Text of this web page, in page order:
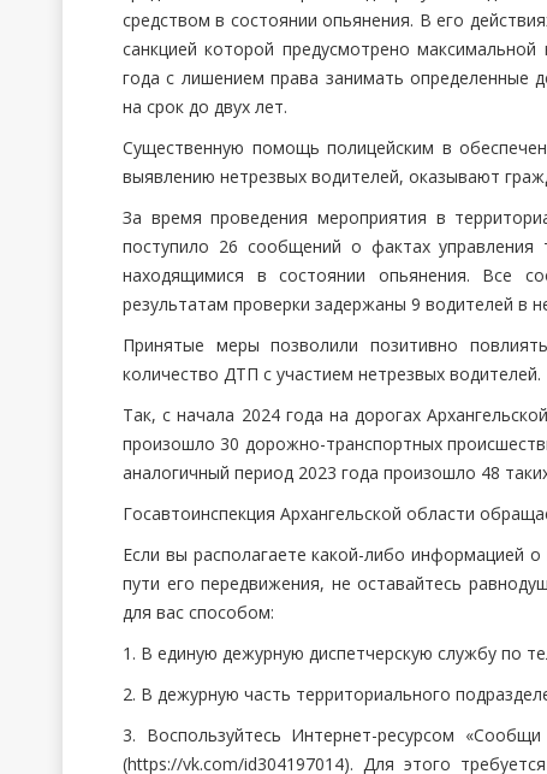
средством в состоянии опьянения. В его
санкцией которой предусмотрено
года с лишением права занимать определенные
на срок до двух лет.
Существенную помощь полицейским в
выявлению нетрезвых водителей, оказывают
За время проведения мероприятия в
поступило 26 сообщений о фактах управления
находящимися в состоянии опьянения. Все
результатам проверки задержаны 9 водителей в
Принятые меры позволили позитивно
количество ДТП с участием нетрезвых водителей.
Так, с начала 2024 года на дорогах
произошло 30 дорожно-транспортных
аналогичный период 2023 года произошло 48
Госавтоинспекция Архангельской области
Если вы располагаете какой-либо информацией
пути его передвижения, не оставайтесь
для вас способом:
1. В единую дежурную диспетчерскую службу по
2. В дежурную часть территориального
3. Воспользуйтесь Интернет-ресурсом
(https://vk.com/id304197014). Для этого